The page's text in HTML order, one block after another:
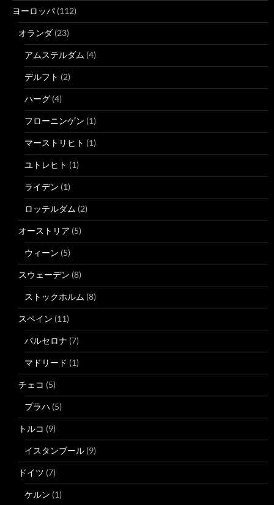
ヨーロッパ (112)
オランダ (23)
アムステルダム (4)
デルフト (2)
ハーグ (4)
フローニンゲン (1)
マーストリヒト (1)
ユトレヒト (1)
ライデン (1)
ロッテルダム (2)
オーストリア (5)
ウィーン (5)
スウェーデン (8)
ストックホルム (8)
スペイン (11)
バルセロナ (7)
マドリード (1)
チェコ (5)
プラハ (5)
トルコ (9)
イスタンブール (9)
ドイツ (7)
ケルン (1)